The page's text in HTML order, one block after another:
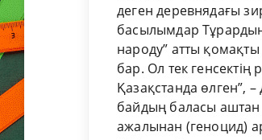
деген деревнядағы
басылымдар
народу” атты
бар. Ол тек генсектiң
Қазақстанда өлген”,
байдың баласы
ажалынан (геноцид)